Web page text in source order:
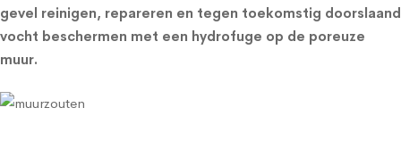
gevel reinigen, repareren en tegen toekomstig doorslaand
vocht beschermen met een hydrofuge op de poreuze
muur.